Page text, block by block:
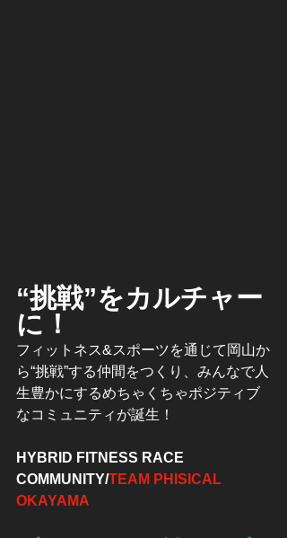
“挑戦”をカルチャー
に！
フィットネス&スポーツを通じて岡山か
ら“挑戦”する仲間をつくり、みんなで人
生豊かにするめちゃくちゃポジティブ
なコミュニティが誕生！
HYBRID FITNESS RACE
COMMUNITY/TEAM PHISICAL
OKAYAMA